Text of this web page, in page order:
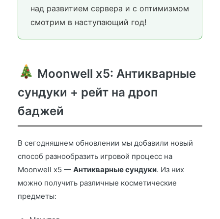
над развитием сервера и с оптимизмом
смотрим в наступающий год!
Moonwell x5: Антикварные
сундуки + рейт на дроп
баджей
В сегодняшнем обновлении мы добавили новый
способ разнообразить игровой процесс на
Moonwell x5 — Антикварные сундуки. Из них
можно получить различные косметические
предметы: